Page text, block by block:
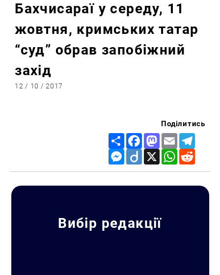
Бахчисараї у середу, 11
жовтня, кримських татар
“суд” обрав запобіжний
захід
12 / 10 / 2017
Поділитись
Share FacebookMastodon
Email
Messenger
Diigo X WhatsApp
Вибір редакції